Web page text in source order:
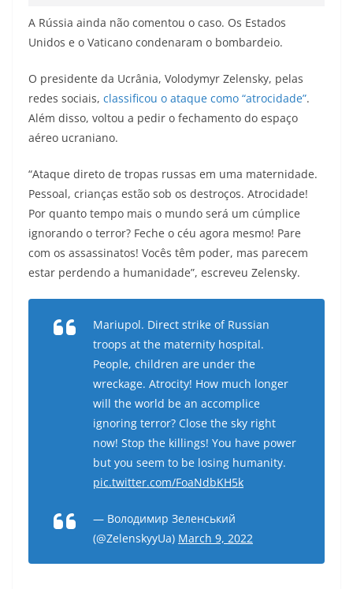
A Rússia ainda não comentou o caso. Os Estados
Unidos e o Vaticano condenaram o bombardeio.
O presidente da Ucrânia, Volodymyr Zelensky, pelas
redes sociais, classificou o ataque como “atrocidade”.
Além disso, voltou a pedir o fechamento do espaço
aéreo ucraniano.
“Ataque direto de tropas russas em uma maternidade.
Pessoal, crianças estão sob os destroços. Atrocidade!
Por quanto tempo mais o mundo será um cúmplice
ignorando o terror? Feche o céu agora mesmo! Pare
com os assassinatos! Vocês têm poder, mas parecem
estar perdendo a humanidade”, escreveu Zelensky.
Mariupol. Direct strike of Russian
troops at the maternity hospital.
People, children are under the
wreckage. Atrocity! How much longer
will the world be an accomplice
ignoring terror? Close the sky right
now! Stop the killings! You have power
but you seem to be losing humanity.
pic.twitter.com/FoaNdbKH5k
— Володимир Зеленський
(@ZelenskyyUa) March 9, 2022